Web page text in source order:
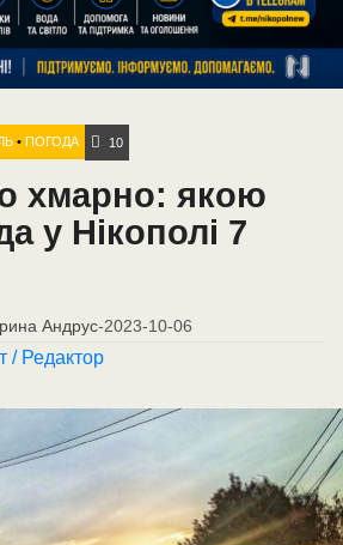
• ПОГОДА 10
хмарно: якою
у Нікополі 7
Андрус-2023-10-06
/ Редактор